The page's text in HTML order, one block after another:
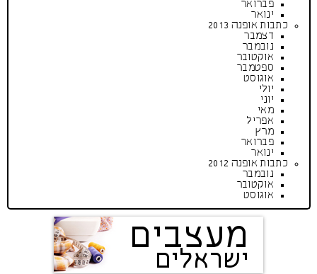
פברואר
ינואר
כתבות אופנה 2013
דצמבר
נובמבר
אוקטובר
ספטמבר
אוגוסט
יולי
יוני
מאי
אפריל
מרץ
פברואר
ינואר
כתבות אופנה 2012
נובמבר
אוקטובר
אוגוסט
מעצבים
ישראלים